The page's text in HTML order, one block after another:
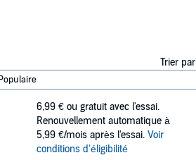
Trier par
6,99 € ou gratuit avec l'essai.
Renouvellement automatique à
5,99 €/mois après l'essai. Voir
conditions d'éligibilité